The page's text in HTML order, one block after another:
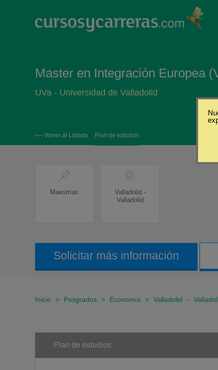
Master en Integración Europea
UVa - Universidad de Valladolid
‹— Volver al Listado Plan de estudios
Maestrías
Valladolid -
Valladolid
Solicitar más información
Inicio > Posgrados > Economía > Valladolid -
Plan de estudios